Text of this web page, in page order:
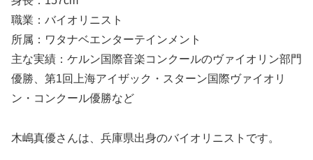
職業：バイオリニスト
所属：ワタナベエンターテインメント
主な実績：ケルン国際音楽コンクールのヴァイオリン部門
優勝、第1回上海アイザック・スターン国際ヴァイオリ
ン・コンクール優勝など
木嶋真優さんは、兵庫県出身のバイオリニストです。